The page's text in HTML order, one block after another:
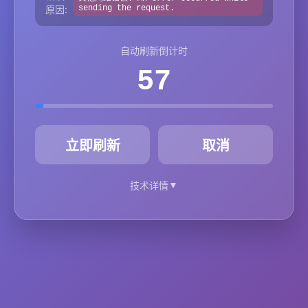
原因:
sending the request.
自动刷新倒计时
57
立即刷新 取消
技术详情▼